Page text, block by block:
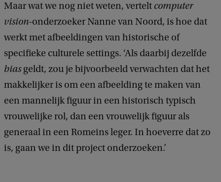
Maar wat we nog niet weten, vertelt computer
vision-onderzoeker Nanne van Noord, is hoe dat
werkt met afbeeldingen van historische of
specifieke culturele settings. ‘Als daarbij dezelfde
biasgeldt, zou je bijvoorbeeld verwachten dat het
makkelijker is om een afbeelding te maken van
een mannelijk figuur in een historisch typisch
vrouwelijke rol, dan een vrouwelijk figuur als
generaal in een Romeins leger. In hoeverre dat zo
is, gaan we in dit project onderzoeken.’